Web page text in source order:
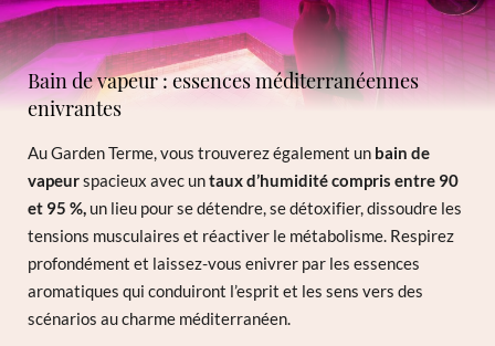
Bain de vapeur : essences méditerranéennes
enivrantes
Au Garden Terme, vous trouverez également un bain de
vapeurspacieux avec untaux d’humidité compris entre 90
et 95 %, un lieu pour se détendre, se détoxifier, dissoudre les
tensions musculaires et réactiver le métabolisme. Respirez
profondément et laissez-vous enivrer par les essences
aromatiques qui conduiront l’esprit et les sens vers des
scénarios au charme méditerranéen.